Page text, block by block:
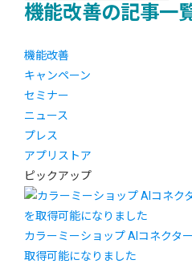
機能改善の記事一
機能改善
キャンペーン
セミナー
ニュース
プレス
アプリストア
ピックアップ
カラーミーショップ AIコネクタ
取得可能になりました